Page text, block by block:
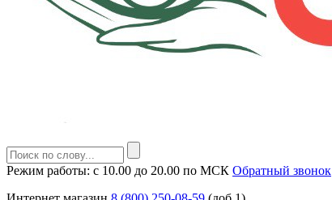
Режим работы: с 10.00 до 20.00 по МСК Обратный звонок